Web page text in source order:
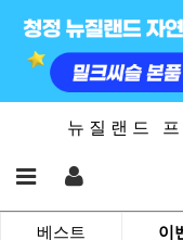
뉴 질 랜 드 프
베스트 이